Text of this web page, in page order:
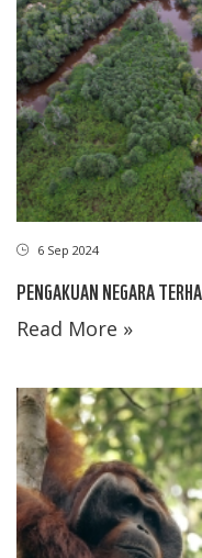
6 Sep 2024
PENGAKUAN NEGARA
Read More »